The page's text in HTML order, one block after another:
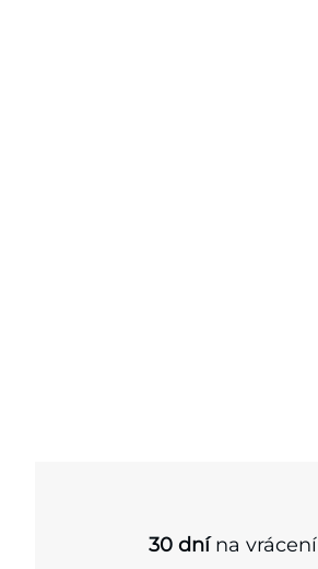
30 dnína vrácení